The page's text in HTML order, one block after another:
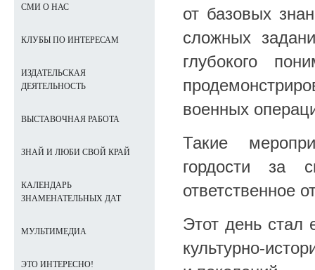
от базовых
сложных
глубокого
военных
Такие
гордости за
ответственное
Этот день
культурно-
СМИ О НАС
КЛУБЫ ПО ИНТЕРЕСАМ
ИЗДАТЕЛЬСКАЯ
ДЕЯТЕЛЬНОСТЬ
ВЫСТАВОЧНАЯ РАБОТА
ЗНАЙ И ЛЮБИ СВОЙ КРАЙ
КАЛЕНДАРЬ
ЗНАМЕНАТЕЛЬНЫХ ДАТ
МУЛЬТИМЕДИА
ЭТО ИНТЕРЕСНО!